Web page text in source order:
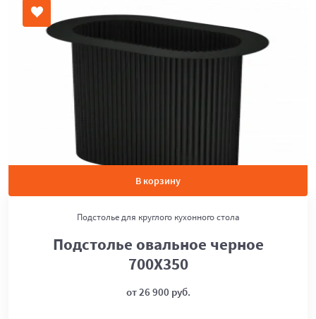
В корзину
Подстолье для круглого кухонного стола
Подстолье овальное черное
700Х350
от 26 900 руб.